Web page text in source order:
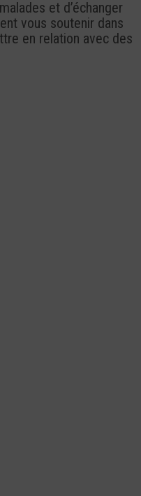
et d’échanger
vous soutenir dans
en relation avec des